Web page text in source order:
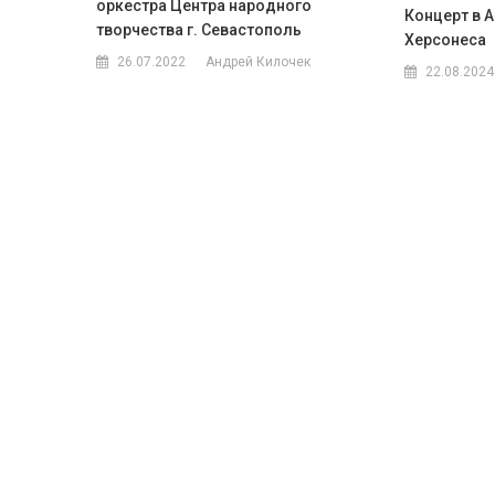
оркестра Центра народного
творчества г. Севастополь
26.07.2022 Андрей Килочек
Концерт в
Херсонеса ⁣
22.08.2024